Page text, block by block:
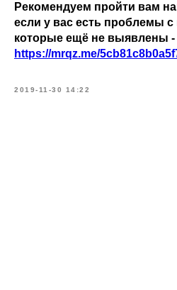
Рекомендуем пройти вам
если у вас есть проблемы
которые ещё не выявлены -
https://mrqz.me/
2019-11-30 14:22